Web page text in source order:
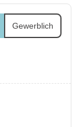
Gewerblich